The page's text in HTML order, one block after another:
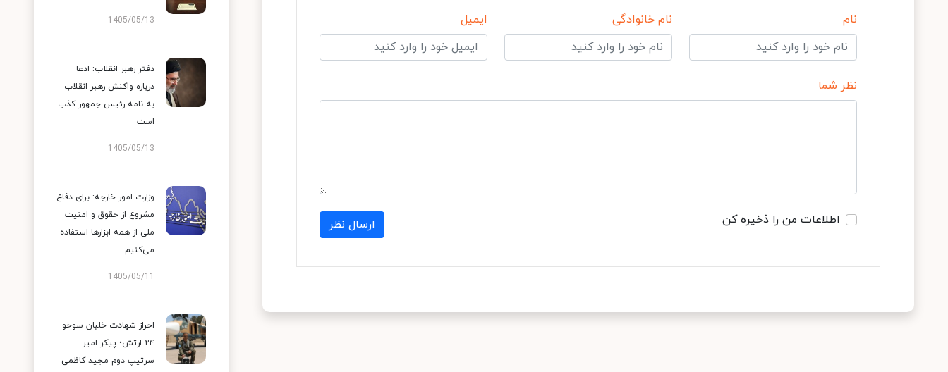
نام نام خانوادگی ایمیل
نظر شما
اطلاعات من را ذخیره کن ارسال نظر
1405/05/13
دفتر رهبر انقلاب: ادعا
درباره واکنش رهبر انقلاب
به نامه رئیس جمهور کذب
است
1405/05/13
وزارت امور خارجه: برای دفاع
مشروع از حقوق و امنیت
ملی از همه ابزارها استفاده
می‌کنیم
1405/05/11
احراز شهادت خلبان سوخو
۲۴ ارتش؛ پیکر امیر
سرتیپ دوم مجید کاظمی